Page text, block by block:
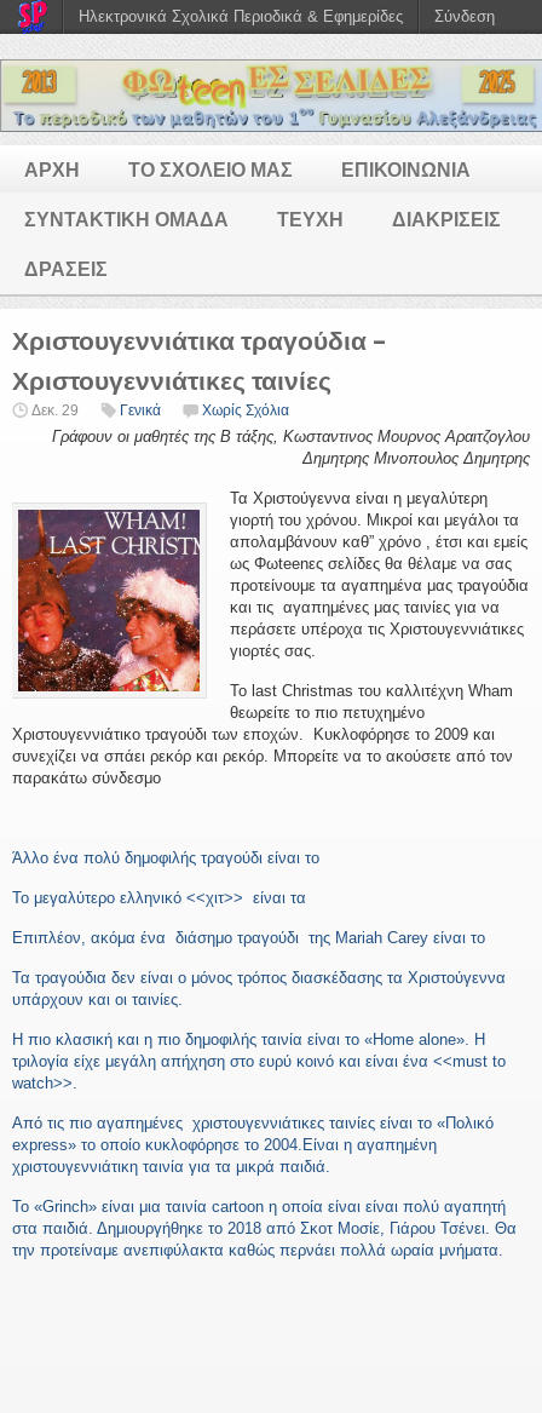
ΑΡΧΗ ΤΟ ΣΧΟΛΕΙΟ ΜΑΣ ΕΠΙΚΟΙΝΩΝΙΑ
ΣΥΝΤΑΚΤΙΚΗ ΟΜΑΔΑ ΤΕΥΧΗ ΔΙΑΚΡΙΣΕΙΣ
ΔΡΑΣΕΙΣ
Χριστουγεννιάτικα τραγούδια –
Χριστουγεννιάτικες ταινίες
Δεκ. 29 Γενικά Χωρίς Σχόλια
Γράφουν οι μαθητές της Β τάξης, Κωσταντινος Μουρνος Αραιτζογλου
Δημητρης Μινοπουλος Δημητρης
Τα Χριστούγεννα είναι η μεγαλύτερη
γιορτή του χρόνου. Μικροί και μεγάλοι τα
απολαμβάνουν καθ” χρόνο , έτσι και εμείς
ως Φωteenες σελίδες θα θέλαμε να σας
προτείνουμε τα αγαπημένα μας τραγούδια
και τις αγαπημένες μας ταινίες για να
περάσετε υπέροχα τις Χριστουγεννιάτικες
γιορτές σας.
Το last Christmas του καλλιτέχνη Wham
θεωρείτε το πιο πετυχημένο
Χριστουγεννιάτικο τραγούδι των εποχών. Κυκλοφόρησε το 2009 και
συνεχίζει να σπάει ρεκόρ και ρεκόρ. Μπορείτε να το ακούσετε από τον
παρακάτω σύνδεσμο
Άλλο ένα πολύ δημοφιλής τραγούδι είναι το
Το μεγαλύτερο ελληνικό <<χιτ>> είναι τα
Επιπλέον, ακόμα ένα διάσημο τραγούδι της Mariah Carey είναι το
Τα τραγούδια δεν είναι ο μόνος τρόπος διασκέδασης τα Χριστούγεννα
υπάρχουν και οι ταινίες.
Η πιο κλασική και η πιο δημοφιλής ταινία είναι το «Home alone». H
τριλογία είχε μεγάλη απήχηση στο ευρύ κοινό και είναι ένα <<must to
watch>>.
Από τις πιο αγαπημένες χριστουγεννιάτικες ταινίες είναι το «Πολικό
express» το οποίο κυκλοφόρησε το 2004.Είναι η αγαπημένη
χριστουγεννιάτικη ταινία για τα μικρά παιδιά.
Το «Grinch» είναι μια ταινία cartoon η οποία είναι είναι πολύ αγαπητή
στα παιδιά. Δημιουργήθηκε το 2018 από Σκοτ Μοσίε, Γιάρου Τσένει. Θα
την προτείναμε ανεπιφύλακτα καθώς περνάει πολλά ωραία μνήματα.
Ηλεκτρονικά Σχολικά Περιοδικά & Εφημερίδες Σύνδεση